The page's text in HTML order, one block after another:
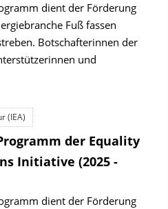
dient der Förderung
Fuß fassen
Botschafterinnen der
und
(IEA)
der Equality
Initiative (2025 -
dient der Förderung